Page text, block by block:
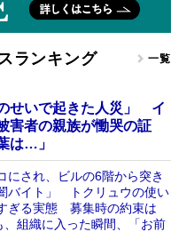
ランキング 一覧
せいで起きた人災」 イ
害者の親族が慟哭の証
は…」
にされ、ビルの6階から突き
バイト」 トクリュウの使い
ぎる実態 募集時の約束は
、組織に入った瞬間、「お前